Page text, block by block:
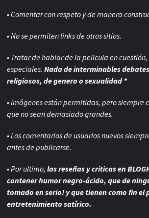
• Comentar con respeto y de manera
• No se permiten links de otros sitios.
• Tratar de hablar de la pelicula en
especiales. Nada de interminables
religiosos, de genero o sexualidad *
• Imágenes están permitidas, pero siempre
que no sean demasiado grandes.
• Los comentarios de usuarios nuevos
antes de publicarse.
• Por ultimo, las reseñas y criticas en
contener humor negro-ácido, que de
tomado en serio! y que tienen como fin el
entretenimiento satírico.